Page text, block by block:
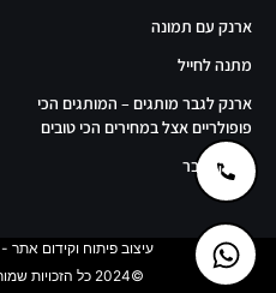
ארנק עם תמונה
מתנה לחייל
ארנק לגבר מותגים – המותגים הכי
פופולריים אצל במחירים הכי טובים
ארנק לגבר
©2024 כל הזכויות שמורות ל engraving.co.il
עיצוב פיתוח וקידום אתר - RUDI 0544-333988